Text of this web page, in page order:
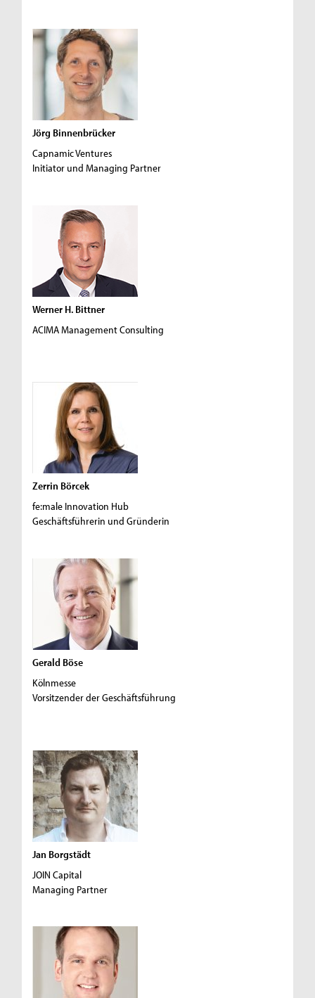
Jörg Binnenbrücker
Capnamic Ventures
Initiator und Managing Partner
Werner H. Bittner
ACIMA Management Consulting
Zerrin Börcek
fe:male Innovation Hub
Geschäftsführerin und Gründerin
Gerald Böse
Kölnmesse
Vorsitzender der Geschäftsführung
Jan Borgstädt
JOIN Capital
Managing Partner